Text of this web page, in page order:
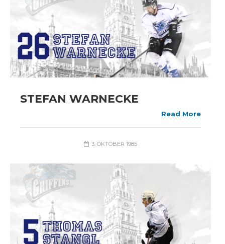
STEFAN WARNECKE
Read More
3. OKTOBER 1985